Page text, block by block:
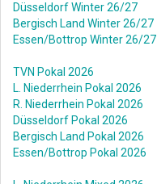
Düsseldorf Winter 26/27
Bergisch Land Winter 26/27
Essen/Bottrop Winter 26/27
TVN Pokal 2026
L. Niederrhein Pokal 2026
R. Niederrhein Pokal 2026
Düsseldorf Pokal 2026
Bergisch Land Pokal 2026
Essen/Bottrop Pokal 2026